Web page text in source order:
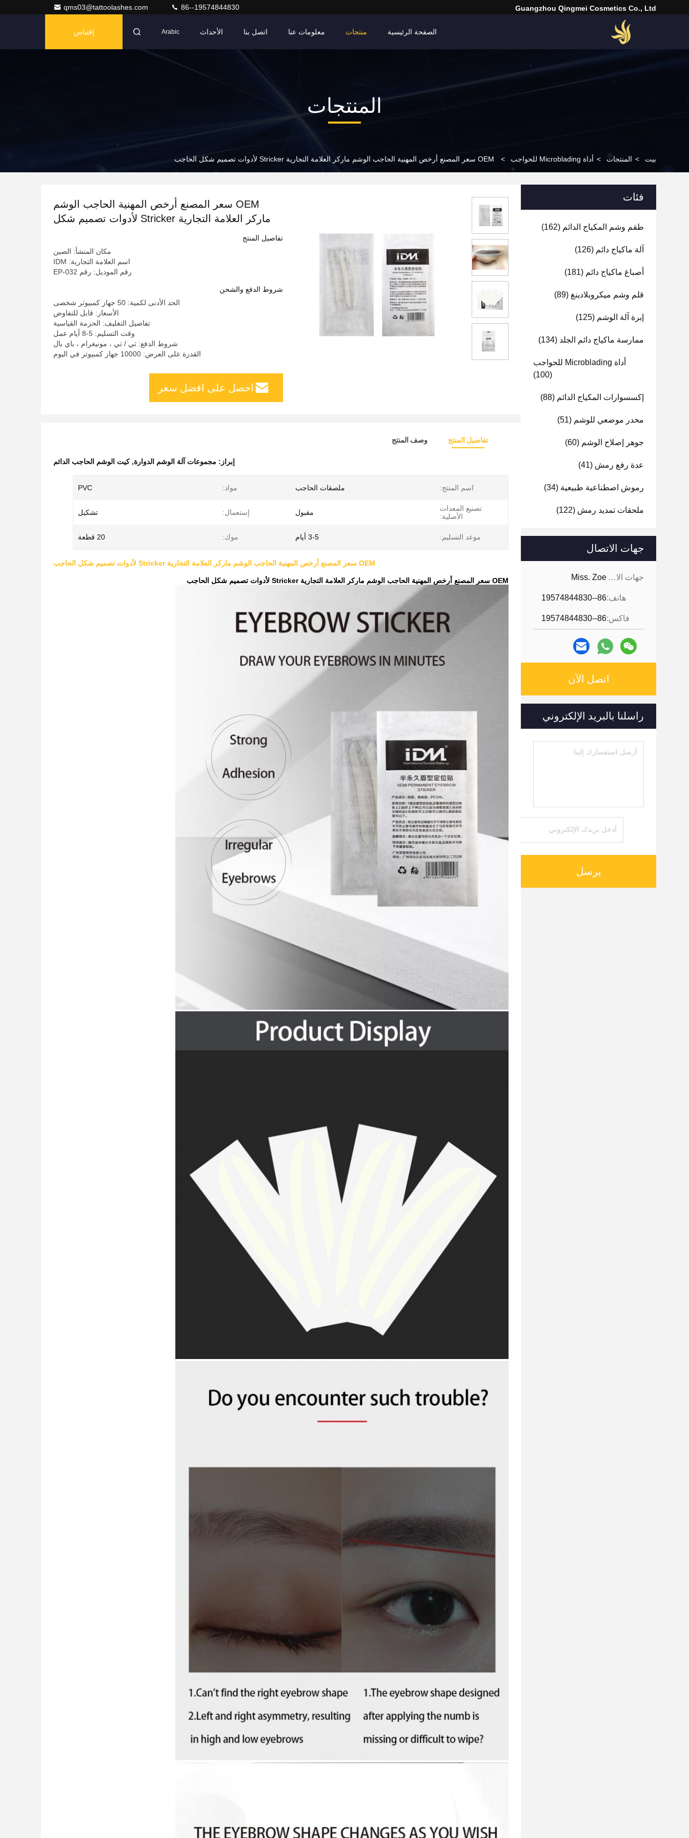
Guangzhou Qingmei Cosmetics Co., Ltd
qms03@tattoolashes.com 86--19574844830
الصفحة الرئيسية منتجات معلومات عنا اتصل بنا الأحداث Arabic إقتباس
المنتجات
بيت > المنتجات > أداة Microblading للحواجب > OEM سعر المصنع أرخص المهنية الحاجب الوشم ماركر العلامة التجارية Stricker لأدوات تصميم شكل الحاجب
فئات
طقم وشم المكياج الدائم (162)
آلة ماكياج دائم (126)
أصباغ ماكياج دائم (181)
قلم وشم ميكروبلادينغ (89)
إبرة آلة الوشم (125)
ممارسة ماكياج دائم الجلد (134)
أداة Microblading للحواجب
(100)
إكسسوارات المكياج الدائم (88)
مخدر موضعي للوشم (51)
جوهر إصلاح الوشم (60)
عدة رفع رمش (41)
رموش اصطناعية طبيعية (34)
ملحقات تمديد رمش (122)
جهات الاتصال
جهات الاتصال: Miss. Zoe
هاتف:86--19574844830
فاكس:86--19574844830
اتصل الآن
راسلنا بالبريد الإلكتروني
يرسل
OEM سعر المصنع أرخص المهنية الحاجب الوشم
ماركر العلامة التجارية Stricker لأدوات تصميم شكل
تفاصيل المنتج
مكان المنشأ: الصين
اسم العلامة التجارية: IDM
رقم الموديل: رقم EP-032
شروط الدفع والشحن
الحد الأدنى لكمية: 50 جهاز كمبيوتر شخصى
الأسعار: قابل للتفاوض
تفاصيل التغليف: الحزمة القياسية
وقت التسليم: 5-8 أيام عمل
شروط الدفع: تي / تي ، مونيغرام ، باي بال
القدرة على العرض: 10000 جهاز كمبيوتر في اليوم
احصل على افضل سعر
تفاصيل المنتج وصف المنتج
إبراز: مجموعات آلة الوشم الدوارة,كيت الوشم الحاجب الدائم
اسم المنتج: ملصقات الحاجب مواد: PVC
تصنيع المعدات
الأصلية:
مقبول إستعمال: تشكيل
موعد التسليم: 3-5 أيام موك: 20 قطعة
OEM سعر المصنع أرخص المهنية الحاجب الوشم ماركر العلامة التجارية Stricker لأدوات تصميم شكل الحاجب
OEM سعر المصنع أرخص المهنية الحاجب الوشم ماركر العلامة التجارية Stricker لأدوات تصميم شكل الحاجب